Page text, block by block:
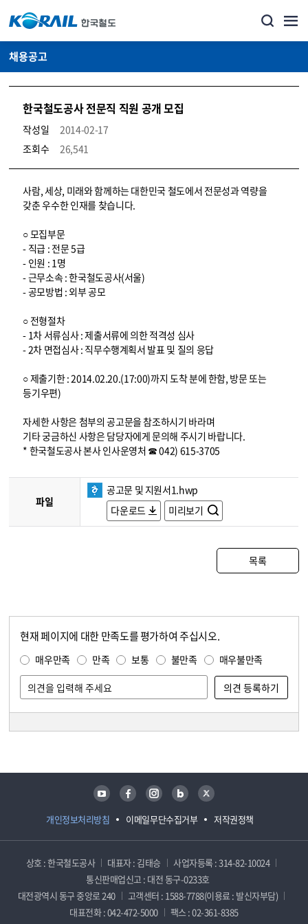
채용공고
한국철도공사 전문직 직원 공개 모집
작성일
2014-02-17
조회수
26,541
코레일소개_경영공시_채용공고 상세보기 – 내용, 파일, 담당자 연락처로 구성
사람, 세상, 미래와 함께하는 대한민국 철도에서 전문성과 역량을
갖춘 우수한 인재를 찾습니다.
○ 모집부문
- 직급 : 전문 5급
- 인원 : 1명
- 근무소속 : 한국철도공사(서울)
- 공모방법 : 외부 공모
○ 전형절차
- 1차 서류심사 : 제출서류에 의한 적격성 심사
- 2차 면접심사 : 직무수행계획서 발표 및 질의 응답
○ 제출기한 : 2014.02.20.(17:00)까지 도착 분에 한함, 방문 또는
등기우편)
자세한 사항은 첨부의 공고문을 참조하시기 바라며
기타 궁금하신 사항은 담당자에게 문의해 주시기 바랍니다.
* 한국철도공사 본사 인사운영처 ☎ 042) 615-3705
파일
공고문 및 지원서1.hwp
다운로드
미리보기
목록
현재 페이지에 대한 만족도를 평가하여 주십시오.
매우만족 만족 보통 불만족 매우불만족
개인정보처리방침 이메일무단수집거부 저작권정책
유튜브 페이스북 인스타그램 블로그 트위터
상호 : 한국철도공사 대표자 : 김태승
사업자등록 : 314-82-10024
통신판매업신고 : 대전 동구-0233호
대전광역시 동구 중앙로 240
고객센터 : 1588-7788(이용료 : 발신자부담)
대표전화 : 042-472-5000
팩스 : 02-361-8385